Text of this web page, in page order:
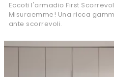
Eccoti l'armadio First
Misuraemme! Una ricca
ante scorrevoli.